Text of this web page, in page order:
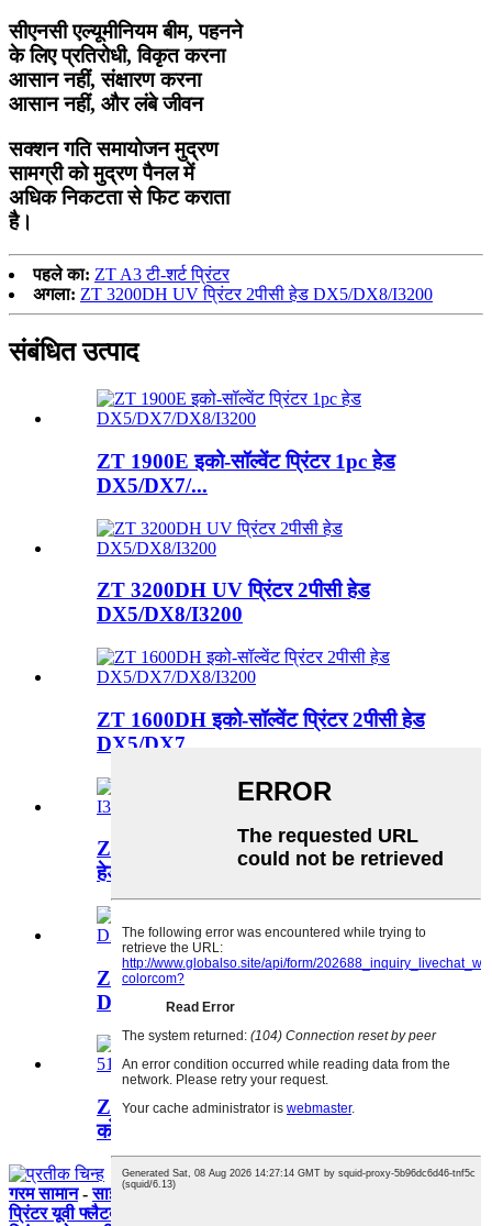
सीएनसी एल्यूमीनियम बीम, पहनने
के लिए प्रतिरोधी, विकृत करना
आसान नहीं, संक्षारण करना
आसान नहीं, और लंबे जीवन
सक्शन गति समायोजन मुद्रण
सामग्री को मुद्रण पैनल में
अधिक निकटता से फिट कराता
है।
पहले का: ZT A3 टी-शर्ट प्रिंटर
अगला: ZT 3200DH UV प्रिंटर 2पीसी हेड DX5/DX8/I3200
संबंधित उत्पाद
ZT 1900E इको-सॉल्वेंट प्रिंटर 1pc हेड
DX5/DX7/...
ZT 3200DH UV प्रिंटर 2पीसी हेड
DX5/DX8/I3200
ZT 1600DH इको-सॉल्वेंट प्रिंटर 2पीसी हेड
DX5/DX7...
ZT 1900DH इको-सॉल्वेंट प्रिंटर 3/4पीसी
हेड I3200
ZT 1600E इको सॉल्वेंट प्रिंटर 1pc
DX5/DX7/DX8/I3200
ZT 3200K सॉल्वेंट प्रिंटर 4/8पीसी हेड
कोनिका 512I
गरम सामान-साइट मैप
प्रिंटर यूवी फ्लैटबेड